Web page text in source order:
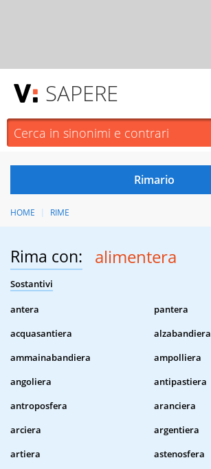
SAPERE
HOME RIME
Rima con: alimentera
Sostantivi
antera
pantera
acquasantiera
alzabandiera
ammainabandiera
ampolliera
angoliera
antipastiera
antroposfera
aranciera
arciera
argentiera
artiera
astenosfera